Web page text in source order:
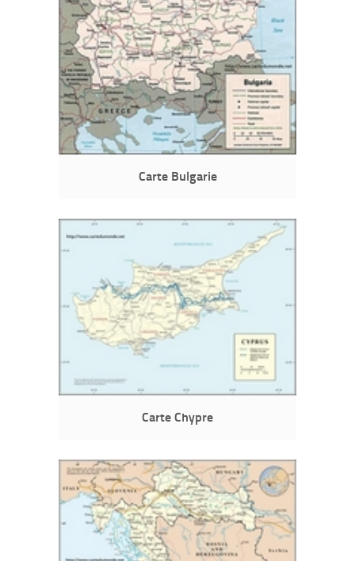
Carte Bulgarie
Carte Chypre